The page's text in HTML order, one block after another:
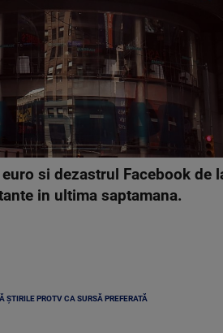
si dezastrul Facebook de
in ultima saptamana.
ȘTIRILE PROTV CA SURSĂ PREFERATĂ